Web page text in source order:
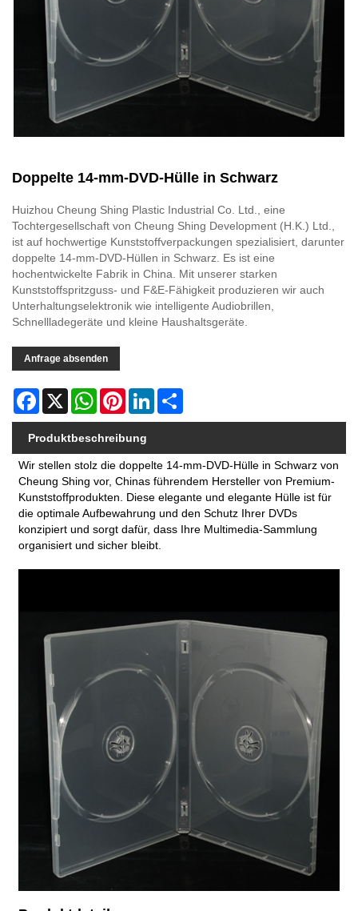
Doppelte 14-mm-DVD-Hülle in Schwarz
Huizhou Cheung Shing Plastic Industrial Co. Ltd., eine
Tochtergesellschaft von Cheung Shing Development (H.K.) Ltd.,
ist auf hochwertige Kunststoffverpackungen spezialisiert, darunter
doppelte 14-mm-DVD-Hüllen in Schwarz. Es ist eine
hochentwickelte Fabrik in China. Mit unserer starken
Kunststoffspritzguss- und F&E-Fähigkeit produzieren wir auch
Unterhaltungselektronik wie intelligente Audiobrillen,
Schnellladegeräte und kleine Haushaltsgeräte.
Anfrage absenden
Facebook
X WhatsAppPinterestLinkedIn
Produktbeschreibung
Wir stellen stolz die doppelte 14-mm-DVD-Hülle in Schwarz von
Cheung Shing vor, Chinas führendem Hersteller von Premium-
Kunststoffprodukten. Diese elegante und elegante Hülle ist für
die optimale Aufbewahrung und den Schutz Ihrer DVDs
konzipiert und sorgt dafür, dass Ihre Multimedia-Sammlung
organisiert und sicher bleibt.